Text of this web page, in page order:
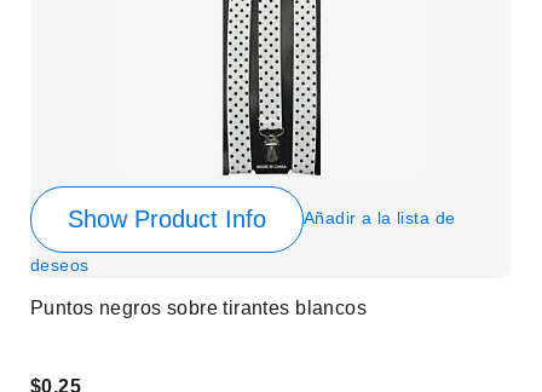
Show Product Info Añadir a la lista de
deseos
Puntos negros sobre tirantes blancos
$0.25